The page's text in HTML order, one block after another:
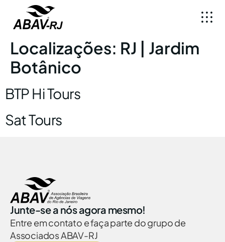
Localizações: RJ | Jardim
Botânico
BTP Hi Tours
Sat Tours
Junte-se a nós agora mesmo!
Entre em contato e faça parte do grupo de
Associados ABAV-RJ